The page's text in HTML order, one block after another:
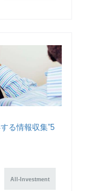
る情報収集”5
All-Investment